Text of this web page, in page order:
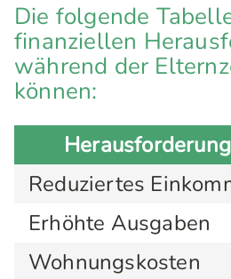
Die folgende
finanziellen
während der
können:
Herausforderung
Reduziertes
Erhöhte Ausgaben
Wohnungskosten